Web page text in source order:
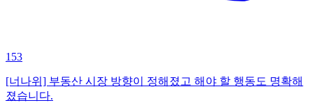
153
[너나위] 부동산 시장 방향이 정해졌고 해야 할 행동도 명확해
졌습니다.